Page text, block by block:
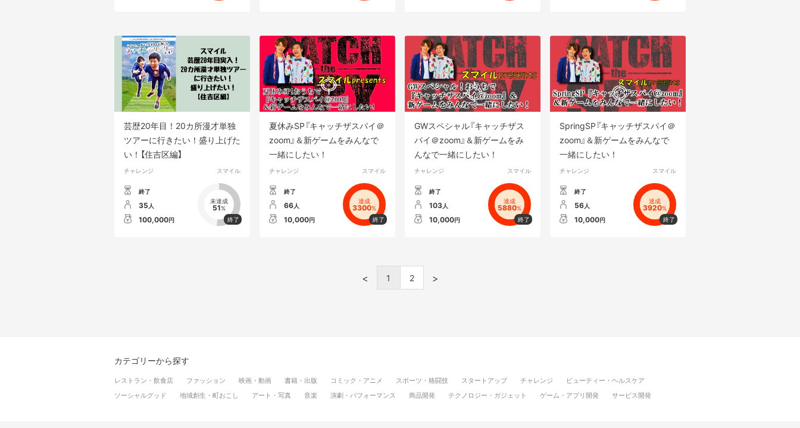
芸歴20年目！20カ所漫才単独
ツアーに行きたい！盛り上げた
い！【住吉区編】
チャレンジ スマイル
終了
35 人
100,000円
未達成
51%
夏休みSP『キャッチザスパイ＠
zoom』＆新ゲームをみんなで
一緒にしたい！
チャレンジ スマイル
終了
66人
10,000円
達成
3300%
GWスペシャル『キャッチザス
パイ＠zoom』＆新ゲームをみ
んなで一緒にしたい！
チャレンジ スマイル
終了
103人
10,000円
達成
5880%
SpringSP『キャッチザスパイ＠
zoom』＆新ゲームをみんなで
一緒にしたい！
チャレンジ スマイル
終了
56人
10,000円
達成
3920%
< 1 2 >
カテゴリーから探す
レストラン・飲食店 ファッション 映画・動画 書籍・出版 コミック・アニメ スポーツ・格闘技 スタートアップ チャレンジ
ビューティー・ヘルスケア
ソーシャルグッド
地域創生・町おこし アート・写真 音楽 演劇・パフォーマンス 商品開発 テクノロジー・ガジェット ゲーム・アプリ開発 サービス開発